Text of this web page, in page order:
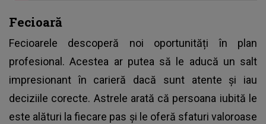
Fecioară
Fecioarele descoperă noi oportunități în plan
profesional. Acestea ar putea să le aducă un salt
impresionant în carieră dacă sunt atente și iau
deciziile corecte. Astrele arată că persoana iubită le
este alături la fiecare pas și le oferă sfaturi valoroase